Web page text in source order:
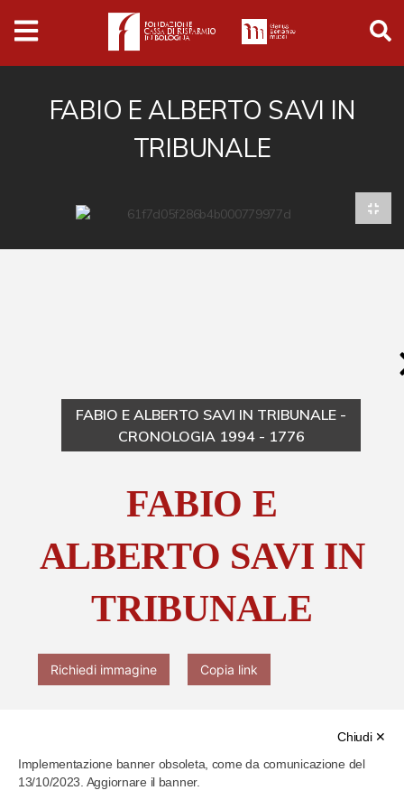
Archivio
Ferrari
Archivio Digitale
Arte e cultura
Musica cinema e spettacolo
Chi è Paolo Ferrari
FABIO E ALBERTO SAVI IN
TRIBUNALE
FABIO E ALBERTO SAVI IN TRIBUNALE -
CRONOLOGIA 1994 - 1776
FABIO E
ALBERTO SAVI IN
TRIBUNALE
Richiedi immagine Copia link
Cod. identificativo
Chiudi ✕
Implementazione banner obsoleta, come da comunicazione del
13/10/2023. Aggiornare il banner.